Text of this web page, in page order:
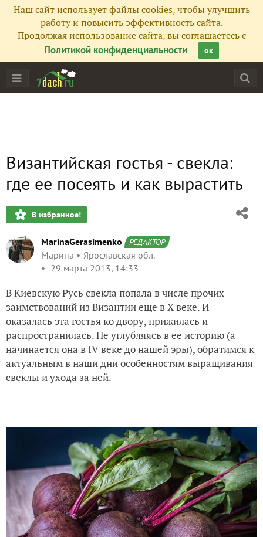
Наш сайт использует файлы cookies, чтобы улучшить
работу и повысить эффективность сайта.
Продолжая использование сайта, вы соглашаетесь с
Политикой конфиденциальности
ок
Византийская гостья - свекла:
где ее посеять и как вырастить
В избранное!
MarinaGerasimenko РЕДАКТОР
Марина
Ярославская обл.
29 марта 2013, 14:33
В Киевскую Русь свекла попала в числе прочих
заимствований из Византии еще в X веке. И
оказалась эта гостья ко двору, прижилась и
распространилась. Не углубляясь в ее историю (а
начинается она в IV веке до нашей эры), обратимся к
актуальным в наши дни особенностям выращивания
свеклы и ухода за ней.